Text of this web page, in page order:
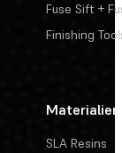
Fuse Sift +
Finishing
Materialien
SLA Resins